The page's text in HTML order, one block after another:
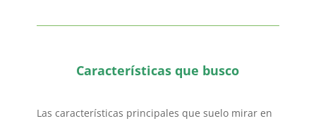
Características que busco
Las características principales que suelo mirar en